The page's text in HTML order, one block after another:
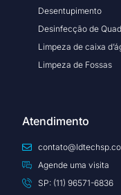
Desentupimento
Desinfecção de
Limpeza de caixa
Limpeza de Fossas
Atendimento
Agende uma visita
SP: (11) 96571-6836